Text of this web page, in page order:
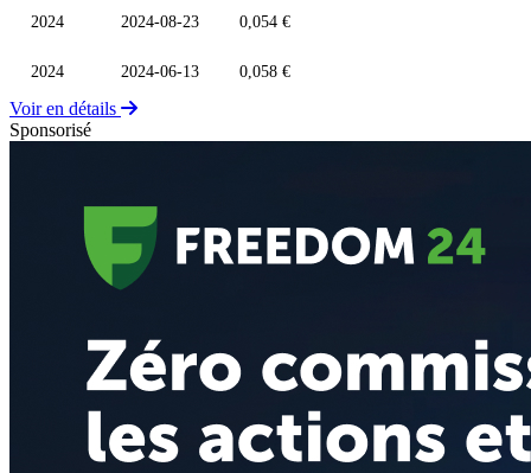
2024 2024-08-23 0,054 €
2024 2024-06-13 0,058 €
Voir en détails
Sponsorisé